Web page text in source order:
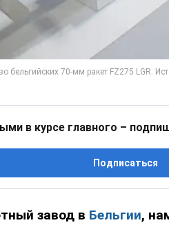
в курсе главного –
Подписаться
завод в Бельгии,